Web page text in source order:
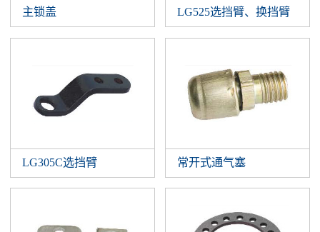
主锁盖 LG525选挡臂、换挡臂
LG305C选挡臂 常开式通气塞